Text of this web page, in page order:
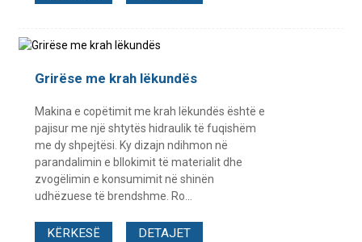
Grirëse me krah lëkundës
Makina e copëtimit me krah lëkundës është e
pajisur me një shtytës hidraulik të fuqishëm
me dy shpejtësi. Ky dizajn ndihmon në
parandalimin e bllokimit të materialit dhe
zvogëlimin e konsumimit në shinën
udhëzuese të brendshme. Ro...
KËRKESË DETAJET